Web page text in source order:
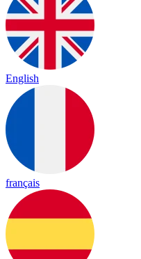
English
français